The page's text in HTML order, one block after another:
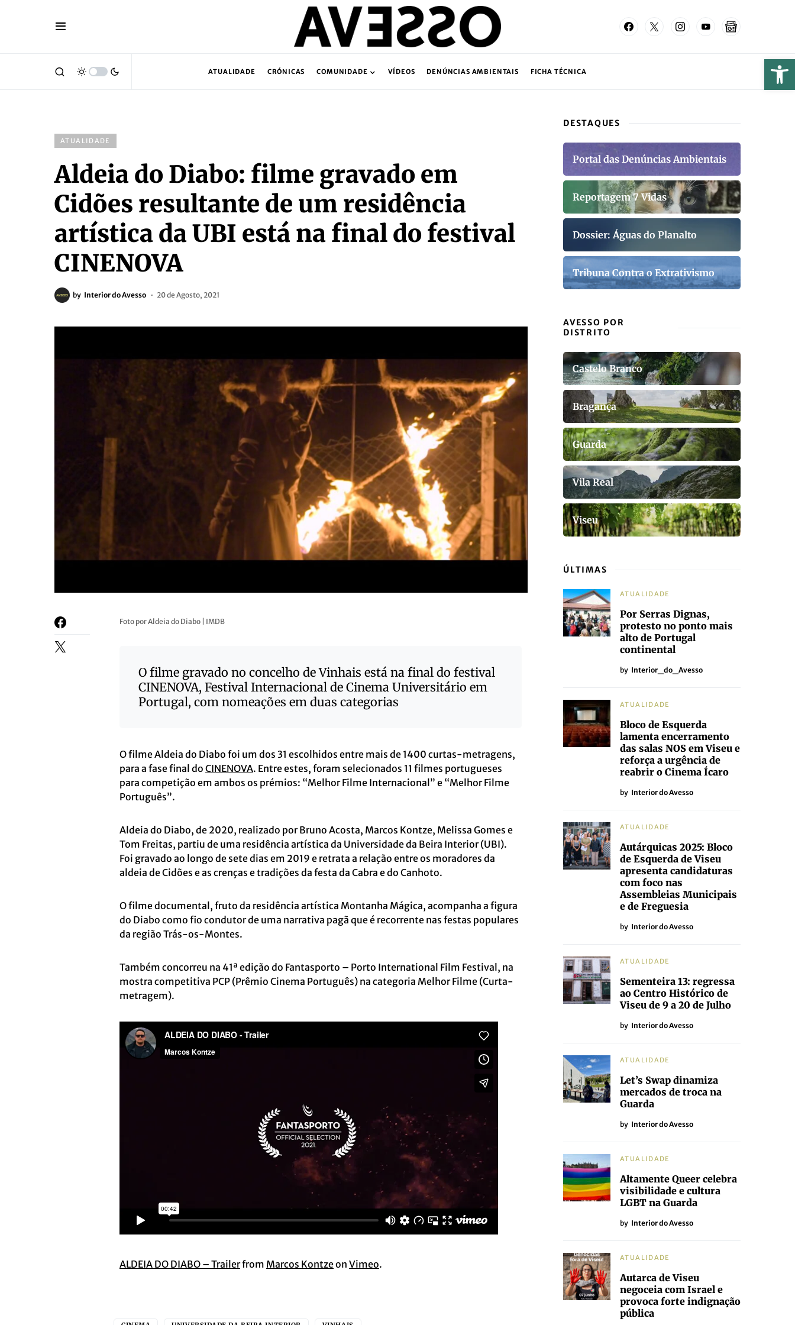
ATUALIDADE CRÓNICAS COMUNIDADE VÍDEOS DENÚNCIAS AMBIENTAIS FICHA TÉCNICA
ATUALIDADE
Aldeia do Diabo: filme gravado em
Cidões resultante de um residência
artística da UBI está na final do festival
CINENOVA
by Interior do Avesso 20 de Agosto, 2021
Foto por Aldeia do Diabo | IMDB
O filme gravado no concelho de Vinhais está na final do festival
CINENOVA, Festival Internacional de Cinema Universitário em
Portugal, com nomeações em duas categorias
O filme Aldeia do Diabo foi um dos 31 escolhidos entre mais de 1400 curtas-metragens,
para a fase final do CINENOVA. Entre estes, foram selecionados 11 filmes portugueses
para competição em ambos os prémios: “Melhor Filme Internacional” e “Melhor Filme
Português”.
Aldeia do Diabo, de 2020, realizado por Bruno Acosta, Marcos Kontze, Melissa Gomes e
Tom Freitas, partiu de uma residência artística da Universidade da Beira Interior (UBI).
Foi gravado ao longo de sete dias em 2019 e retrata a relação entre os moradores da
aldeia de Cidões e as crenças e tradições da festa da Cabra e do Canhoto.
O filme documental, fruto da residência artística Montanha Mágica, acompanha a figura
do Diabo como fio condutor de uma narrativa pagã que é recorrente nas festas populares
da região Trás-os-Montes.
Também concorreu na 41ª edição do Fantasporto – Porto International Film Festival, na
mostra competitiva PCP (Prêmio Cinema Português) na categoria Melhor Filme (Curta-
metragem).
ALDEIA DO DIABO – Trailerfrom Marcos Kontzeon Vimeo.
DESTAQUES
Portal das Denúncias Ambientais
Reportagem 7 Vidas
Dossier: Águas do Planalto
Tribuna Contra o Extrativismo
AVESSO POR
DISTRITO
Castelo Branco
Bragança
Guarda
Vila Real
Viseu
ÚLTIMAS
ATUALIDADE
Por Serras Dignas,
protesto no ponto mais
alto de Portugal
continental
by Interior_do_Avesso
ATUALIDADE
Bloco de Esquerda
lamenta encerramento
das salas NOS em Viseu e
reforça a urgência de
reabrir o Cinema Ícaro
by Interior do Avesso
ATUALIDADE
Autárquicas 2025: Bloco
de Esquerda de Viseu
apresenta candidaturas
com foco nas
Assembleias Municipais
e de Freguesia
by Interior do Avesso
ATUALIDADE
Sementeira 13: regressa
ao Centro Histórico de
Viseu de 9 a 20 de Julho
by Interior do Avesso
ATUALIDADE
Let’s Swap dinamiza
mercados de troca na
Guarda
by Interior do Avesso
ATUALIDADE
Altamente Queer celebra
visibilidade e cultura
LGBT na Guarda
by Interior do Avesso
ATUALIDADE
Autarca de Viseu
negoceia com Israel e
provoca forte indignação
pública